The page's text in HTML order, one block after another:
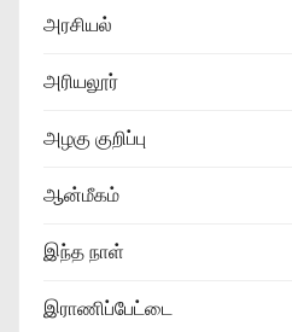
அரசியல்
அரியலூர்
அழகு குறிப்பு
ஆன்மீகம்
இந்த நாள்
இராணிப்பேட்டை